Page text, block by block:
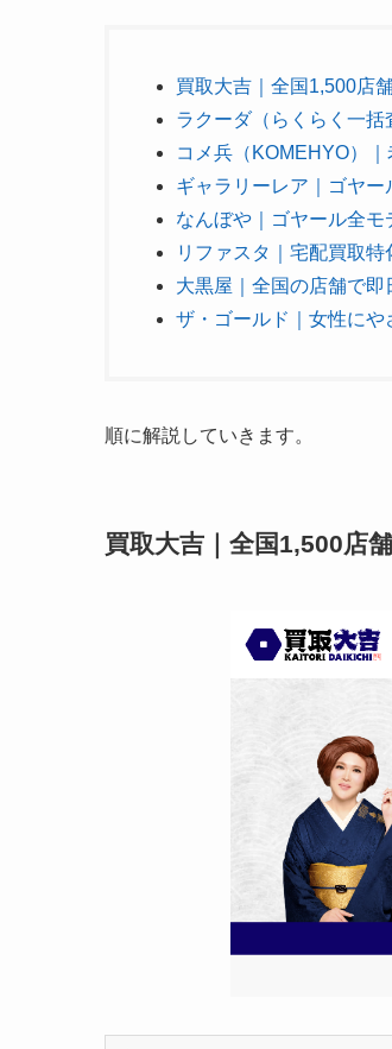
買取大吉｜全国1,500店
ラクーダ（らくらく一
コメ兵（KOMEHYO）
ギャラリーレア｜ゴヤ
なんぼや｜ゴヤール全
リファスタ｜宅配買取
大黒屋｜全国の店舗で
ザ・ゴールド｜女性に
順に解説していきます。
買取大吉｜全国1,500店